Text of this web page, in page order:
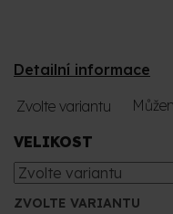
ZVOLTE VARIANTU
VELIKOST
Zvolte variantu
Detailní informace